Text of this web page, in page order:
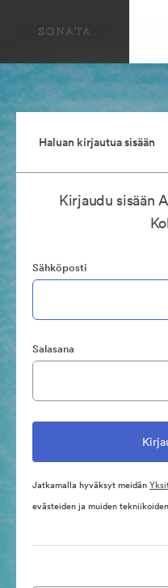
Haluan kirjautua sisään
Kirjaudu sisään
Sähköposti
Salasana
Jatkamalla hyväksyt meidän
evästeiden ja muiden